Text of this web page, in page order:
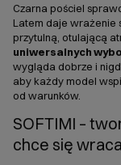
Czarna pościel
Latem daje wrażenie
przytulną, otulającą
uniwersalnych
wygląda dobrze i
aby każdy model
od warunków.
SOFTIMI –
chce się